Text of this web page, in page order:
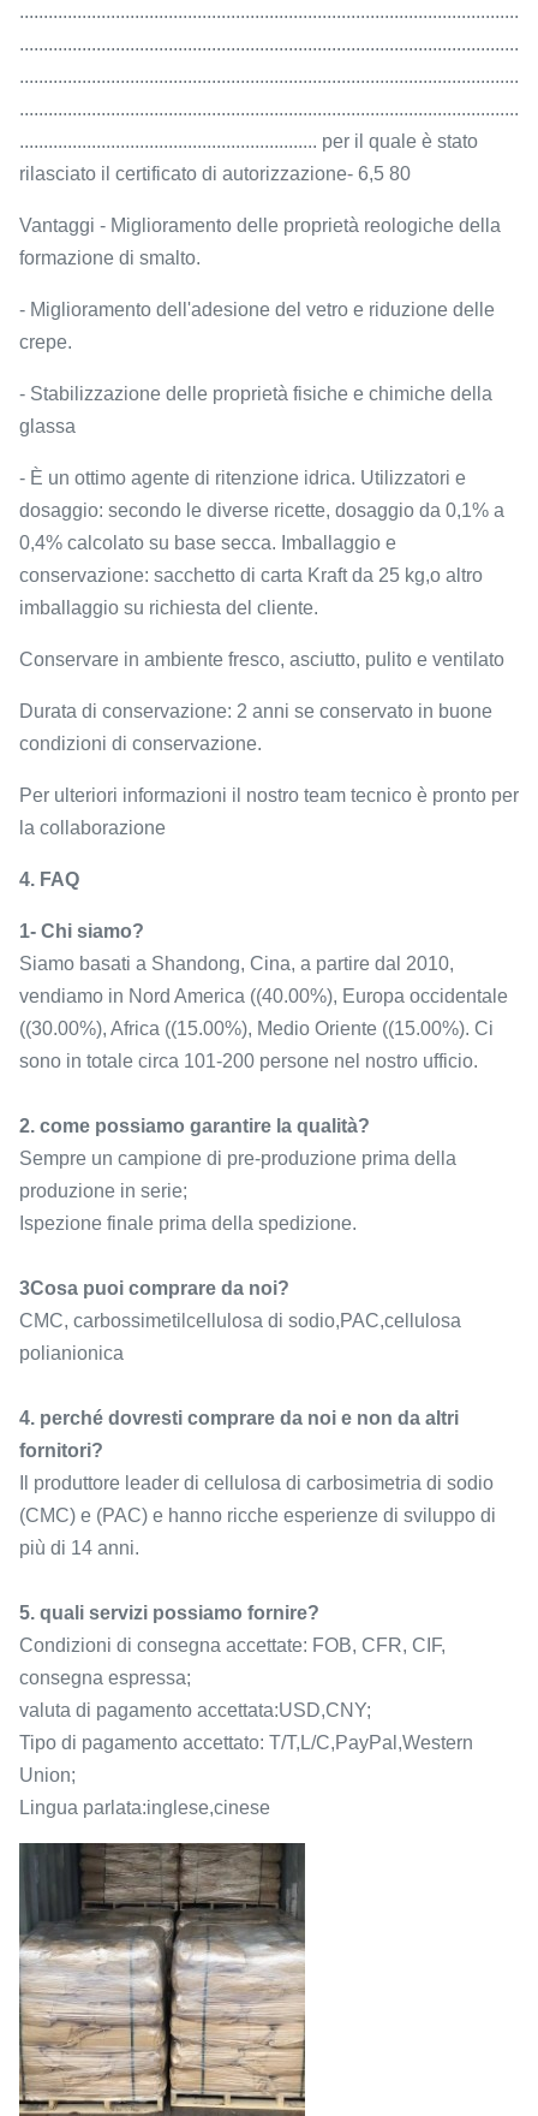
........................................................................................................
........................................................................................................
........................................................................................................
........................................................................................................
.............................................................. per il quale è stato
rilasciato il certificato di autorizzazione- 6,5 80
Vantaggi - Miglioramento delle proprietà reologiche della
formazione di smalto.
- Miglioramento dell'adesione del vetro e riduzione delle
crepe.
- Stabilizzazione delle proprietà fisiche e chimiche della
glassa
- È un ottimo agente di ritenzione idrica. Utilizzatori e
dosaggio: secondo le diverse ricette, dosaggio da 0,1% a
0,4% calcolato su base secca. Imballaggio e
conservazione: sacchetto di carta Kraft da 25 kg,o altro
imballaggio su richiesta del cliente.
Conservare in ambiente fresco, asciutto, pulito e ventilato
Durata di conservazione: 2 anni se conservato in buone
condizioni di conservazione.
Per ulteriori informazioni il nostro team tecnico è pronto per
la collaborazione
4. FAQ
1- Chi siamo?
Siamo basati a Shandong, Cina, a partire dal 2010,
vendiamo in Nord America ((40.00%), Europa occidentale
((30.00%), Africa ((15.00%), Medio Oriente ((15.00%). Ci
sono in totale circa 101-200 persone nel nostro ufficio.
2. come possiamo garantire la qualità?
Sempre un campione di pre-produzione prima della
produzione in serie;
Ispezione finale prima della spedizione.
3Cosa puoi comprare da noi?
CMC, carbossimetilcellulosa di sodio,PAC,cellulosa
polianionica
4. perché dovresti comprare da noi e non da altri
fornitori?
Il produttore leader di cellulosa di carbosimetria di sodio
(CMC) e (PAC) e hanno ricche esperienze di sviluppo di
più di 14 anni.
5. quali servizi possiamo fornire?
Condizioni di consegna accettate: FOB, CFR, CIF,
consegna espressa;
valuta di pagamento accettata:USD,CNY;
Tipo di pagamento accettato: T/T,L/C,PayPal,Western
Union;
Lingua parlata:inglese,cinese